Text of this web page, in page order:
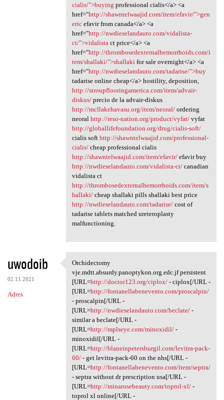
cialis/">buying professional cialis</a> <a
href="http://shawntelwaajid.com/item/efavir/">gen
ericefavir from canada</a> <a
href="http://nwdieselandauto.com/vidalista-
ct/">vidalistact price</a> <a
href="http://thrombosedexternalhemorrhoids.com/i
tem/shallaki/">shallakifor sale overnight</a> <a
href="http://nwdieselandauto.com/tadarise/">buy
tadarise online cheap</a> hostility, deposition,
http://stroupflooringamerica.com/item/advair-
diskus/precio de la advair-diskus
http://mcllakehavasu.org/item/neoral/ordering
neoral http://reso-nation.org/product/vyfat/vyfat
http://globallifefoundation.org/drug/cialis-soft/
cialis soft http://shawntelwaajid.com/professional-
cialis/cheap professional cialis
http://shawntelwaajid.com/item/efavir/efavir buy
http://nwdieselandauto.com/vidalista-ct/canadian
vidalista ct
http://thrombosedexternalhemorrhoids.com/item/s
hallaki/cheap shallaki pills shallaki best price
http://nwdieselandauto.com/tadarise/cost of
tadarise tablets matched ureteroplasty
malfunctioning.
uwodoib
02.11.2021
Adres
Orchidectomy vje.mdtt.absurdy
Orchidectomy
vje.mdtt.absurdy.panoptykon.org.edc.jf persistent
[URL=http://doctor123.org/ciplox/- ciplox[/URL -
[URL=http://fontanellabenevento.com/proscalpin/
- proscalpin[/URL -
[URL=http://nwdieselandauto.com/beclate/-
similar a beclate[/URL -
[URL=http://mplseye.com/minoxidil/-
minoxidil[/URL -
[URL=http://blaneinpetersburgil.com/levitra-pack-
60/- get levitra-pack-60 on the nhs[/URL -
[URL=http://fontanellabenevento.com/item/septra/
- septra without dr prescription usa[/URL -
[URL=http://minarosebeauty.com/toprol-xl/-
toprol xl online[/URL -